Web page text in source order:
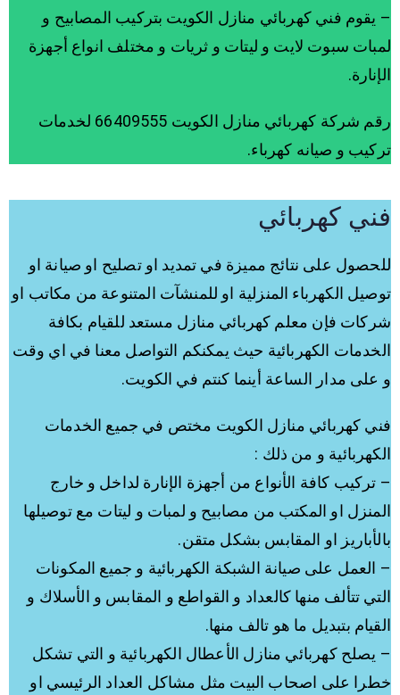
– يقوم فني كهربائي منازل الكويت بتركيب المصابيح و
لمبات سبوت لايت و ليتات و ثريات و مختلف انواع أجهزة
الإنارة.
رقم شركة كهربائي منازل الكويت 66409555 لخدمات
تركيب و صيانه كهرباء.
فني كهربائي
للحصول على نتائج مميزة في تمديد او تصليح او صيانة او
توصيل الكهرباء المنزلية او للمنشآت المتنوعة من مكاتب او
شركات فإن معلم كهربائي منازل مستعد للقيام بكافة
الخدمات الكهربائية حيث يمكنكم التواصل معنا في اي وقت
و على مدار الساعة أينما كنتم في الكويت.
فني كهربائي منازل الكويت مختص في جميع الخدمات
الكهربائية و من ذلك :
– تركيب كافة الأنواع من أجهزة الإنارة لداخل و خارج
المنزل او المكتب من مصابيح و لمبات و ليتات مع توصيلها
بالأباريز او المقابس بشكل متقن.
– العمل على صيانة الشبكة الكهربائية و جميع المكونات
التي تتألف منها كالعداد و القواطع و المقابس و الأسلاك و
القيام بتبديل ما هو تالف منها.
– يصلح كهربائي منازل الأعطال الكهربائية و التي تشكل
خطرا على اصحاب البيت مثل مشاكل العداد الرئيسي او